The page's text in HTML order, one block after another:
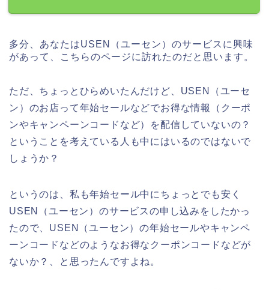
多分、あなたはUSEN（ユーセン）のサービスに興味
があって、こちらのページに訪れたのだと思います。
ただ、ちょっとひらめいたんだけど、USEN（ユーセ
ン）のお店って年始セールなどでお得な情報（クーポ
ンやキャンペーンコードなど）を配信していないの？
ということを考えている人も中にはいるのではないで
しょうか？
というのは、私も年始セール中にちょっとでも安く
USEN（ユーセン）のサービスの申し込みをしたかっ
たので、USEN（ユーセン）の年始セールやキャンペ
ーンコードなどのようなお得なクーポンコードなどが
ないか？、と思ったんですよね。